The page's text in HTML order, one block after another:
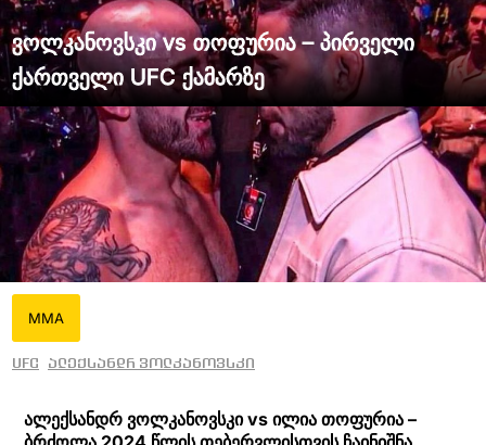
ვოლკანოვსკი vs თოფურია – პირველი
ქართველი UFC ქამარზე
MMA
UFC ალექსანდრ ვოლკანოვსკი
ალექსანდრ ვოლკანოვსკი vs ილია თოფურია –